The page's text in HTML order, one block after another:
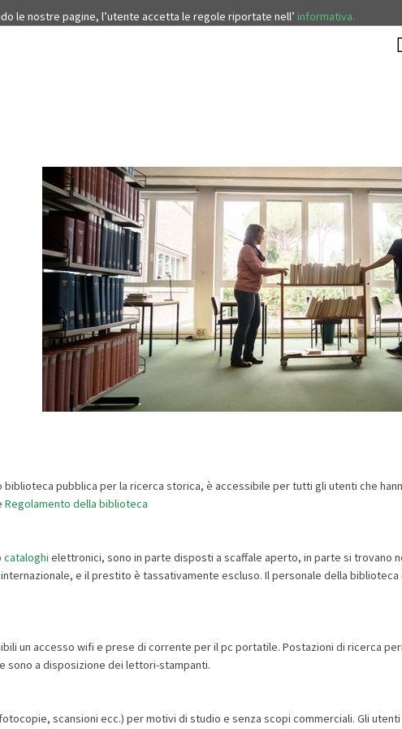
le nostre pagine, l’utente accetta le regole riportate nell’ informativa.
biblioteca pubblica per la ricerca storica, è accessibile per tutti gli utenti che
Regolamento della biblioteca
cataloghi elettronici, sono in parte disposti a scaffale aperto, in parte si trovano
e il prestito è tassativamente escluso. Il personale della
un accesso wifi e prese di corrente per il pc portatile. Postazioni di ricerca
sono a disposizione dei lettori-stampanti.
scansioni ecc.) per motivi di studio e senza scopi commerciali. Gli